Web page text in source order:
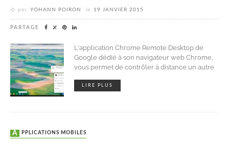
par YOHANN POIRON le 19 JANVIER 2015
PARTAGE
L'application Chrome Remote Desktop de
Google dédié à son navigateur web Chrome,
vous permet de contrôler à distance un autre
LIRE PLUS
APPLICATIONS MOBILES